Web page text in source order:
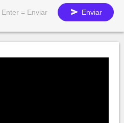
Enter = Enviar Enviar